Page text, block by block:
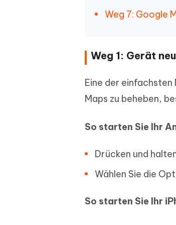
Weg 7: Google
Weg 1: Gerät
Eine der
Maps zu beheben,
So starten Sie Ihr
Drücken und
Wählen Sie die
So starten Sie Ihr